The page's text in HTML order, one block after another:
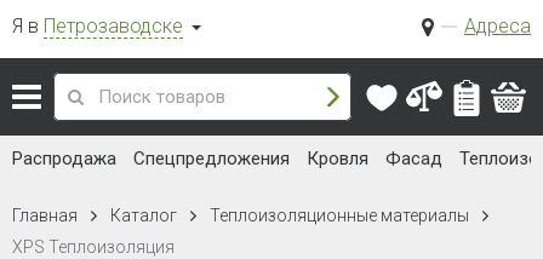
Я в Петрозаводске Адреса
Распродажа Спецпредложения Кровля Фасад
Главная Каталог
Теплоизоляционные материалы
XPS Теплоизоляция